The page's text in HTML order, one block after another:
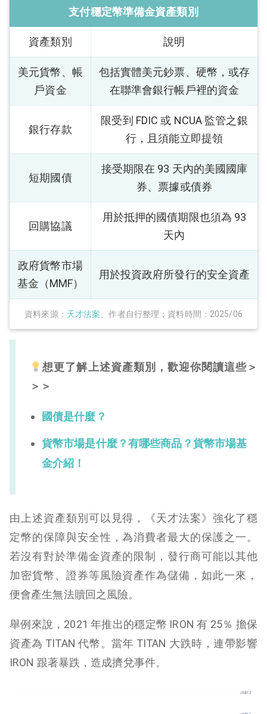
資料來源： 天才法案 、作者自行整理；資料時間：2025/06
支付穩定幣準備金資產類別
資產類別 說明
美元貨幣、帳
戶資金
包括實體美元鈔票、硬幣，或存
在聯準會銀行帳戶裡的資金
銀行存款
限受到 FDIC 或 NCUA 監管之銀
行，且須能立即提領
短期國債
接受期限在 93 天內的美國國庫
券、票據或債券
回購協議
用於抵押的國債期限也須為 93
天內
政府貨幣市場
基金（MMF）
用於投資政府所發行的安全資產
想更了解上述資產類別，歡迎你閱讀這些＞
＞＞
國債是什麼？
貨幣市場是什麼？有哪些商品？貨幣市場基
金介紹！
由上述資產類別可以見得，《天才法案》強化了穩
定幣的保障與安全性，為消費者最大的保護之一。
若沒有對於準備金資產的限制，發行商可能以其他
加密貨幣、證券等風險資產作為儲備，如此一來，
便會產生無法贖回之風險。
舉例來說，2021 年推出的穩定幣 IRON 有 25％ 擔保
資產為 TITAN 代幣。當年 TITAN 大跌時，連帶影響
IRON 跟著暴跌，造成擠兌事件。